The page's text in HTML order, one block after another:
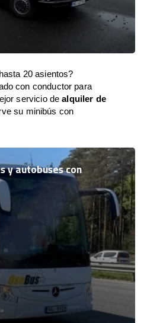
20 asientos?
con conductor para
servicio dealquiler de
su minibús con
y autobuses con